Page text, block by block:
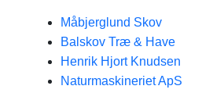
Måbjerglund Skov
Balskov Træ & Have
Henrik Hjort Knudsen
Naturmaskineriet ApS